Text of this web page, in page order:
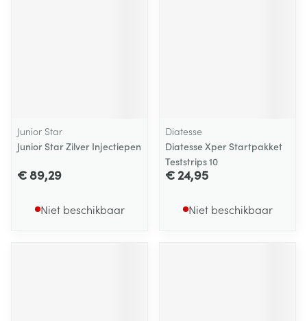
Junior Star
Junior Star Zilver Injectiepen
€ 89,29
Niet beschikbaar
Diatesse
Diatesse Xper Startpakket
Teststrips 10
€ 24,95
Niet beschikbaar